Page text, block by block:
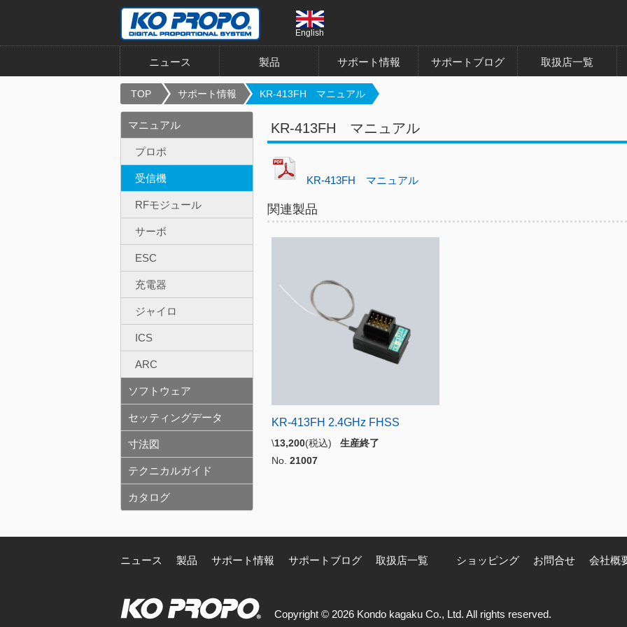
English
ニュース 製品 サポート情報 サポートブログ 取扱店一覧
TOP サポート情報 KR-413FH マニュアル
KR-413FH マニュアル
KR-413FH マニュアル
関連製品
KR-413FH 2.4GHz FHSS
\13,200(税込) 生産終了
No. 21007
マニュアル
プロポ
受信機
RFモジュール
サーボ
ESC
充電器
ジャイロ
ICS
ARC
ソフトウェア
セッティングデータ
寸法図
テクニカルガイド
カタログ
ニュース 製品 サポート情報 サポートブログ 取扱店一覧 ショッピング お問合せ 会社概
Copyright © 2026 Kondo kagaku Co., Ltd. All rights reserved.